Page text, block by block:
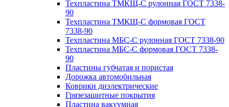
Техпластина ТМКЩ-С рулонная ГОСТ 7338-
90
Техпластина ТМКЩ-С формовая ГОСТ
7338-90
Техпластина МБС-С рулонная ГОСТ 7338-90
Техпластина МБС-С формовая ГОСТ 7338-
90
Пластины губчатая и пористая
Дорожка автомобильная
Коврики диэлектрические
Грязезащитные покрытия
Пластина вакуумная